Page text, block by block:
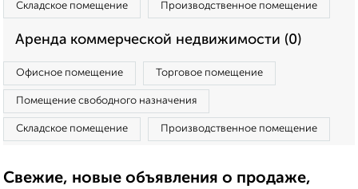
Складское помещение Производственное помещение
Аренда коммерческой недвижимости (0)
Офисное помещение Торговое помещение
Помещение свободного назначения
Складское помещение Производственное помещение
Свежие, новые объявления о продаже,